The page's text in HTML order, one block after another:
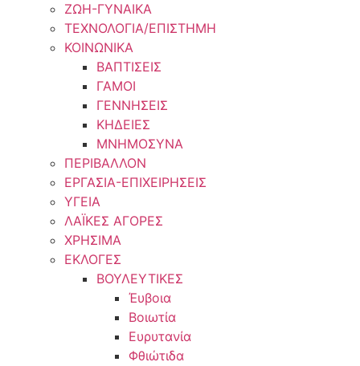
ΖΩΗ-ΓΥΝΑΙΚΑ
ΤΕΧΝΟΛΟΓΙΑ/ΕΠΙΣΤΗΜΗ
ΚΟΙΝΩΝΙΚΑ
ΒΑΠΤΙΣΕΙΣ
ΓΑΜΟΙ
ΓΕΝΝΗΣΕΙΣ
ΚΗΔΕΙΕΣ
ΜΝΗΜΟΣΥΝΑ
ΠΕΡΙΒΑΛΛΟΝ
ΕΡΓΑΣΙΑ-ΕΠΙΧΕΙΡΗΣΕΙΣ
ΥΓΕΙΑ
ΛΑΪΚΕΣ ΑΓΟΡΕΣ
ΧΡΗΣΙΜΑ
ΕΚΛΟΓΕΣ
ΒΟΥΛΕΥΤΙΚΕΣ
Έυβοια
Βοιωτία
Ευρυτανία
Φθιώτιδα